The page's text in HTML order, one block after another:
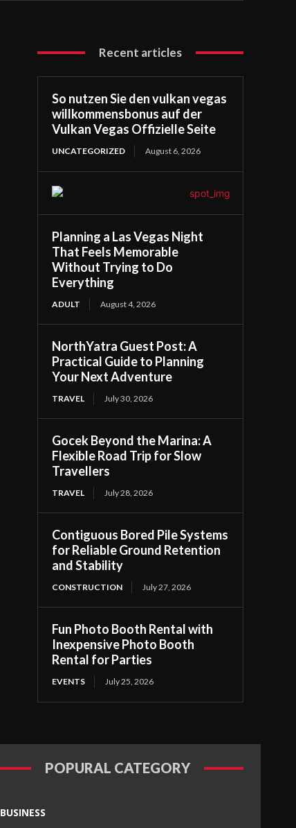
Recent articles
So nutzen Sie den vulkan vegas
willkommensbonus auf der
Vulkan Vegas Offizielle Seite
UNCATEGORIZED August 6, 2026
Planning a Las Vegas Night
That Feels Memorable
Without Trying to Do
Everything
ADULT August 4, 2026
NorthYatra Guest Post: A
Practical Guide to Planning
Your Next Adventure
TRAVEL July 30, 2026
Gocek Beyond the Marina: A
Flexible Road Trip for Slow
Travellers
TRAVEL July 28, 2026
Contiguous Bored Pile Systems
for Reliable Ground Retention
and Stability
CONSTRUCTION July 27, 2026
Fun Photo Booth Rental with
Inexpensive Photo Booth
Rental for Parties
EVENTS July 25, 2026
POPURAL CATEGORY
BUSINESS